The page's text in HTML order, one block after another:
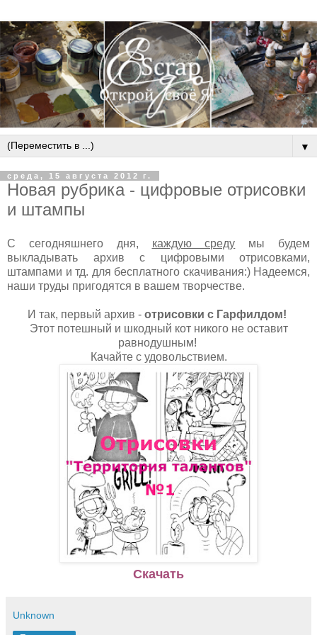
▼
среда, 15 августа 2012 г.
Новая рубрика - цифровые отрисовки
и штампы
С сегодняшнего дня, каждую среду мы будем
выкладывать архив с цифровыми отрисовками,
штампами и тд. для бесплатного скачивания:) Надеемся,
наши труды пригодятся в вашем творчестве.
И так, первый архив - отрисовки с Гарфилдом!
Этот потешный и шкодный кот никого не оставит
равнодушным!
Качайте с удовольствием.
Скачать
Unknown